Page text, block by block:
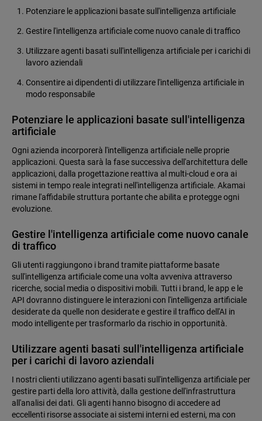
Potenziare le applicazioni basate sull'intelligenza artificiale
Gestire l'intelligenza artificiale come nuovo canale di traffico
Utilizzare agenti basati sull'intelligenza artificiale per i carichi di
lavoro aziendali
Consentire ai dipendenti di utilizzare l'intelligenza artificiale in
modo responsabile
Potenziare le applicazioni basate sull'intelligenza
artificiale
Ogni azienda incorporerà l'intelligenza artificiale nelle proprie
applicazioni. Questa sarà la fase successiva dell'architettura delle
applicazioni, dalla progettazione reattiva al multi-cloud e ora ai
sistemi in tempo reale integrati nell'intelligenza artificiale. Akamai
rimane l'affidabile struttura portante che abilita e protegge ogni
evoluzione.
Gestire l'intelligenza artificiale come nuovo canale
di traffico
Gli utenti raggiungono i brand tramite piattaforme basate
sull'intelligenza artificiale come una volta avveniva attraverso
ricerche, social media o dispositivi mobili. Tutti i brand, le app e le
API dovranno distinguere le interazioni con l'intelligenza artificiale
desiderate da quelle non desiderate e gestire il traffico dell'AI in
modo intelligente per trasformarlo da rischio in opportunità.
Utilizzare agenti basati sull'intelligenza artificiale
per i carichi di lavoro aziendali
I nostri clienti utilizzano agenti basati sull'intelligenza artificiale per
gestire parti della loro attività, dalla gestione dell'infrastruttura
all'analisi dei dati. Gli agenti hanno bisogno di accedere ad
eccellenti risorse associate ai sistemi interni ed esterni, ma con